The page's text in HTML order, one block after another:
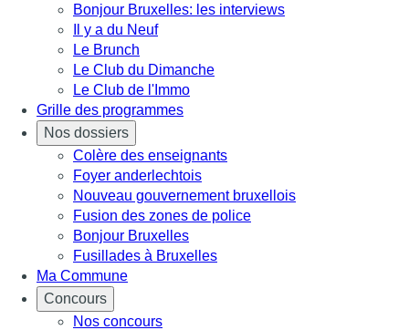
Bonjour Bruxelles: les interviews
Il y a du Neuf
Le Brunch
Le Club du Dimanche
Le Club de l'Immo
Grille des programmes
Nos dossiers
Colère des enseignants
Foyer anderlechtois
Nouveau gouvernement bruxellois
Fusion des zones de police
Bonjour Bruxelles
Fusillades à Bruxelles
Ma Commune
Concours
Nos concours